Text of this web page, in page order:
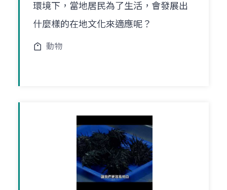
環境下，當地居民為了生活，會發展出
什麼樣的在地文化來適應呢？
動物